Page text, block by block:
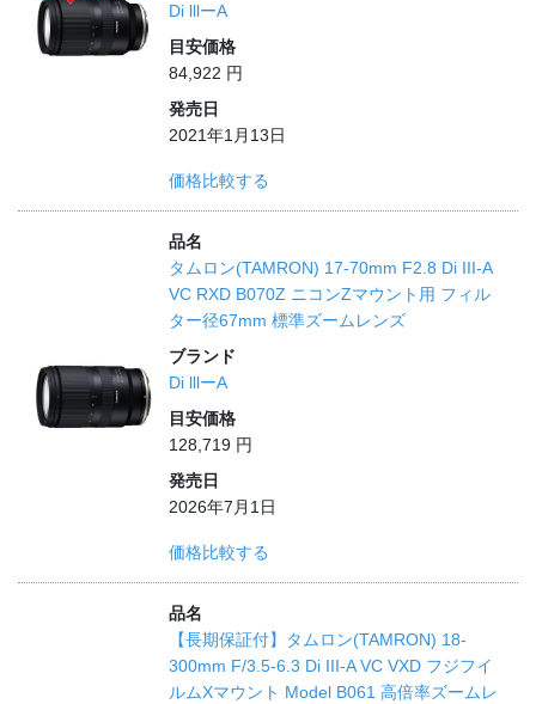
Di lllーA
目安価格
84,922 円
発売日
2021年1月13日
価格比較する
品名
タムロン(TAMRON) 17-70mm F2.8 Di III-A
VC RXD B070Z ニコンZマウント用 フィル
ター径67mm 標準ズームレンズ
ブランド
Di lllーA
目安価格
128,719 円
発売日
2026年7月1日
価格比較する
品名
【長期保証付】タムロン(TAMRON) 18-
300mm F/3.5-6.3 Di III-A VC VXD フジフイ
ルムXマウント Model B061 高倍率ズームレ